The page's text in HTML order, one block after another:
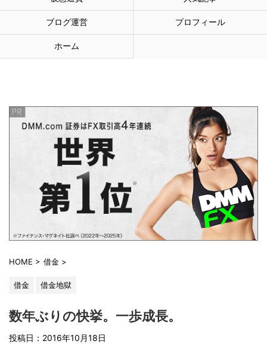
ブログ運営 プロフィール
ホーム
HOME > 借金 >
借金 借金地獄
数年ぶりの快挙。一歩成長。
投稿日：2016年10月18日